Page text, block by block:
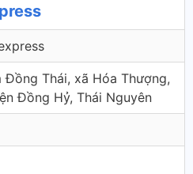
Đồng Thái, xã Hóa Thượng,
Đồng Hỷ, Thái Nguyên